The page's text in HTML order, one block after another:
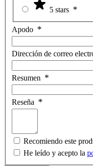
5 stars
Apodo
Dirección de correo
Resumen
Reseña
Recomiendo este
He leído y acepto la